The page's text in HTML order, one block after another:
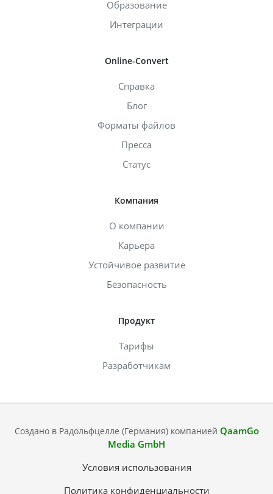
Образование
Интеграции
Online-Convert
Справка
Блог
Форматы файлов
Пресса
Статус
Компания
О компании
Карьера
Устойчивое развитие
Безопасность
Продукт
Тарифы
Разработчикам
Создано в Радольфцелле (Германия) компанией QaamGo
Media GmbH
Условия использования
Политика конфиденциальности